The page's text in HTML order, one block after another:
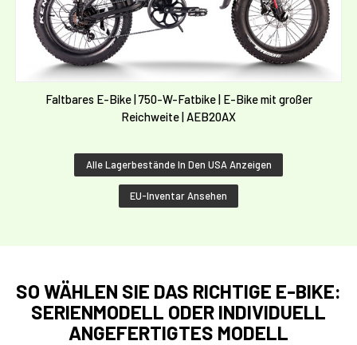
Faltbares E-Bike | 750-W-Fatbike | E-Bike mit großer
Reichweite | AEB20AX
Alle Lagerbestände In Den USA Anzeigen
EU-Inventar Ansehen
SO WÄHLEN SIE DAS RICHTIGE E-BIKE:
SERIENMODELL ODER INDIVIDUELL
ANGEFERTIGTES MODELL